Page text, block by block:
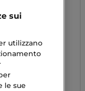
sui
utilizzano
le sue